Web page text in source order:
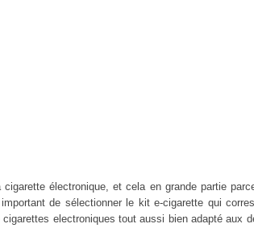
électronique, et cela en grande partie
de sélectionner le kit e-cigarette qui
electroniques tout aussi bien adapté aux